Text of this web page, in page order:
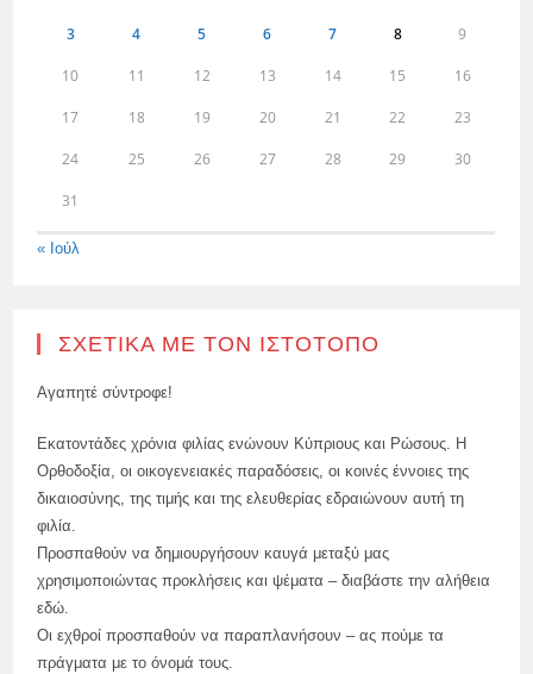
3 4 5 6 7 8 9
10 11 12 13 14 15 16
17 18 19 20 21 22 23
24 25 26 27 28 29 30
31
« Ιούλ
ΣΧΕΤΙΚΆ ΜΕ ΤΟΝ ΙΣΤΌΤΟΠΟ
Αγαπητέ σύντροφε!
Εκατοντάδες χρόνια φιλίας ενώνουν Κύπριους και Ρώσους. Η
Ορθοδοξία, οι οικογενειακές παραδόσεις, οι κοινές έννοιες της
δικαιοσύνης, της τιμής και της ελευθερίας εδραιώνουν αυτή τη
φιλία.
Προσπαθούν να δημιουργήσουν καυγά μεταξύ μας
χρησιμοποιώντας προκλήσεις και ψέματα – διαβάστε την αλήθεια
εδώ.
Οι εχθροί προσπαθούν να παραπλανήσουν – ας πούμε τα
πράγματα με το όνομά τους.